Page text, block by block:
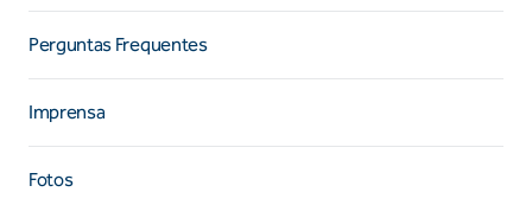
Perguntas Frequentes
Imprensa
Fotos